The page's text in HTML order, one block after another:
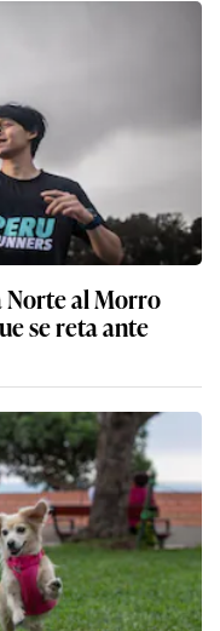
Norte al Morro
se reta ante